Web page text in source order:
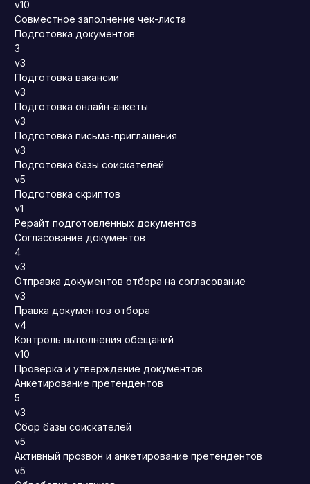
v10
Совместное заполнение чек-листа
Подготовка документов
3
v3
Подготовка вакансии
v3
Подготовка онлайн-анкеты
v3
Подготовка письма-приглашения
v3
Подготовка базы соискателей
v5
Подготовка скриптов
v1
Рерайт подготовленных документов
Согласование документов
4
v3
Отправка документов отбора на согласование
v3
Правка документов отбора
v4
Контроль выполнения обещаний
v10
Проверка и утверждение документов
Анкетирование претендентов
5
v3
Сбор базы соискателей
v5
Активный прозвон и анкетирование претендентов
v5